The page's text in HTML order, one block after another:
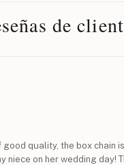
de
quality, the box chain
niece on her wedding day!